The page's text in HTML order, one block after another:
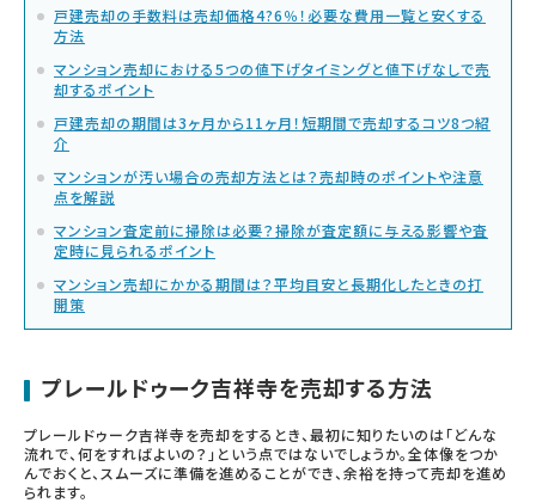
戸建売却の手数料は売却価格4?6％！必要な費用一覧と安くする
方法
マンション売却における5つの値下げタイミングと値下げなしで売
却するポイント
戸建売却の期間は3ヶ月から11ヶ月！短期間で売却するコツ8つ紹
介
マンションが汚い場合の売却方法とは？売却時のポイントや注意
点を解説
マンション査定前に掃除は必要？掃除が査定額に与える影響や査
定時に見られるポイント
マンション売却にかかる期間は？平均目安と長期化したときの打
開策
プレールドゥーク吉祥寺を売却する方法
プレールドゥーク吉祥寺を売却をするとき、最初に知りたいのは「どんな
流れで、何をすればよいの？」という点ではないでしょうか。全体像をつか
んでおくと、スムーズに準備を進めることができ、余裕を持って売却を進め
られます。